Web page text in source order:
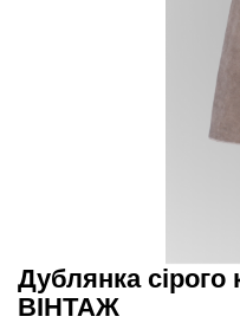
Дублянка сірого
ВІНТАЖ